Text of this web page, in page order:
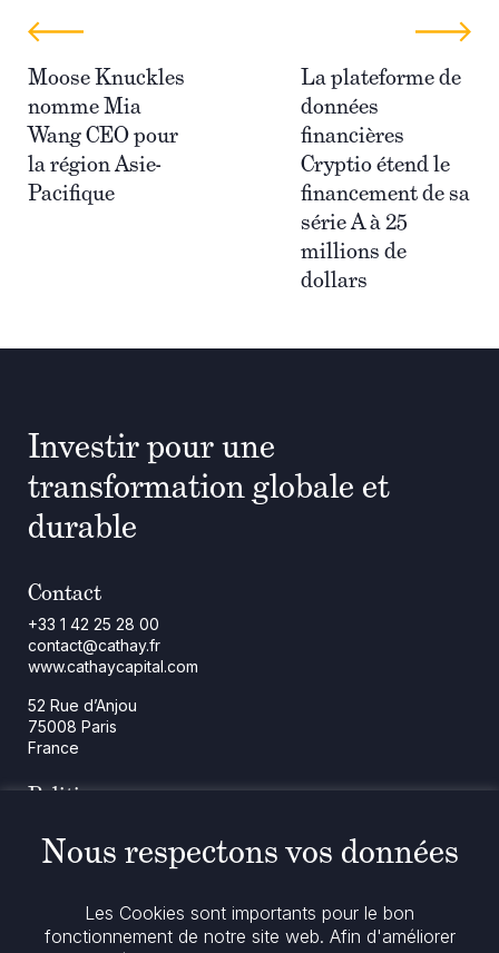
Moose Knuckles
nomme Mia
Wang CEO pour
la région Asie-
Pacifique
La plateforme de
données
financières
Cryptio étend le
financement de sa
série A à 25
millions de
dollars
Investir pour une
transformation globale et
durable
Contact
+33 1 42 25 28 00
contact@cathay.fr
www.cathaycapital.com
52 Rue d’Anjou
75008 Paris
France
Politique
Notices réglementaires
Mentions légales
Notre politique ESG
Nous respectons vos données
Les Cookies sont importants pour le bon
fonctionnement de notre site web. Afin d'améliorer